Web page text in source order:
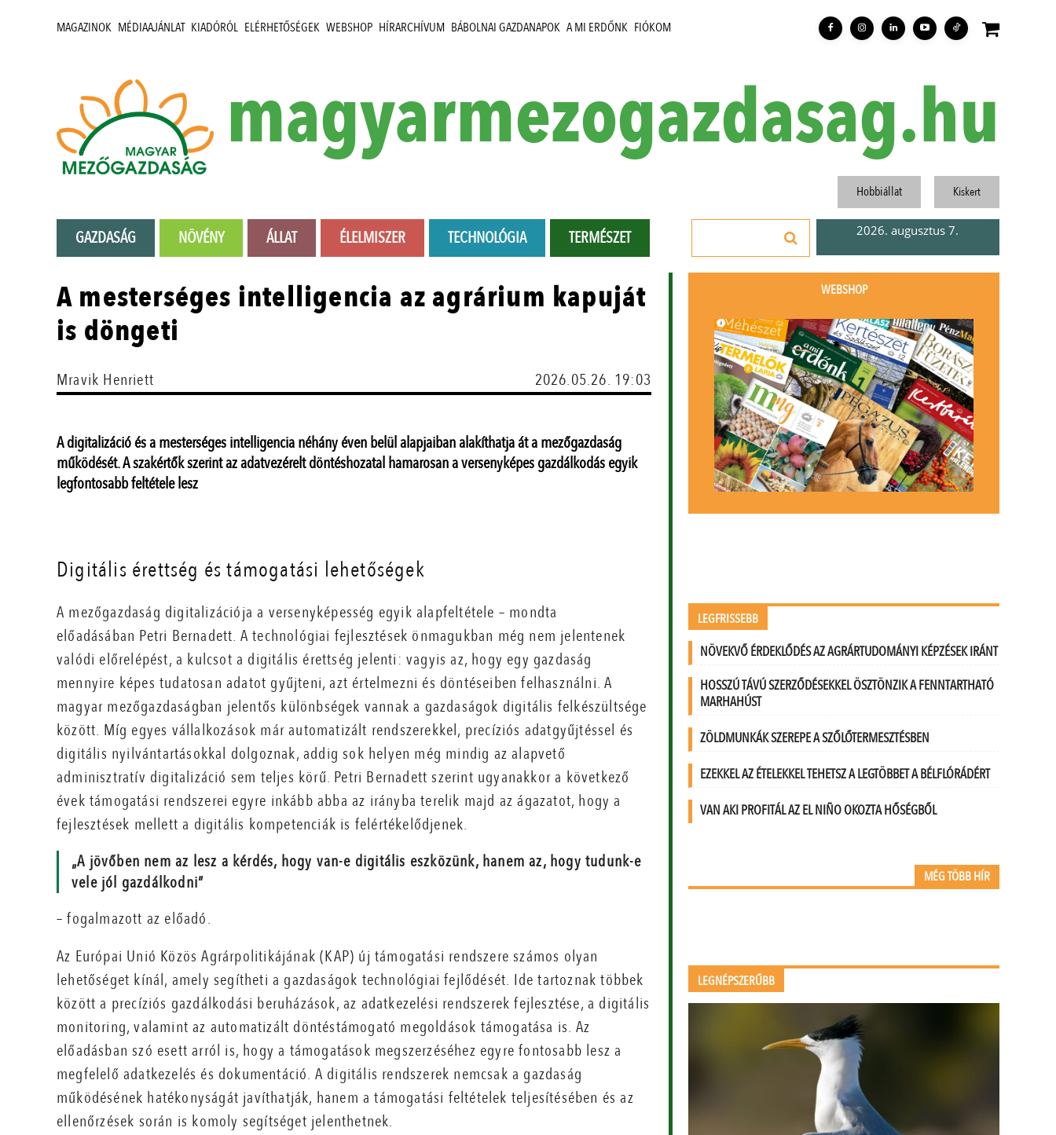
MAGAZINOK MÉDIAAJÁNLAT KIADÓRÓL ELÉRHETŐSÉGEK WEBSHOP HÍRARCHÍVUM BÁBOLNAI GAZDANAPOK A MI ERDŐNK FIÓKOM
magyarmezogazdasag.hu
GAZDASÁG NÖVÉNY ÁLLAT ÉLELMISZER TECHNOLÓGIA TERMÉSZET
Hobbiállat Kiskert
2026. augusztus 7.
A mesterséges intelligencia az agrárium kapuját
is döngeti
Mravik Henriett 2026.05.26. 19:03
A digitalizáció és a mesterséges intelligencia néhány éven belül alapjaiban alakíthatja át a mezőgazdaság
működését. A szakértők szerint az adatvezérelt döntéshozatal hamarosan a versenyképes gazdálkodás egyik
legfontosabb feltétele lesz
Digitális érettség és támogatási lehetőségek
A mezőgazdaság digitalizációja a versenyképesség egyik alapfeltétele – mondta
előadásában Petri Bernadett. A technológiai fejlesztések önmagukban még nem jelentenek
valódi előrelépést, a kulcsot a digitális érettség jelenti: vagyis az, hogy egy gazdaság
mennyire képes tudatosan adatot gyűjteni, azt értelmezni és döntéseiben felhasználni. A
magyar mezőgazdaságban jelentős különbségek vannak a gazdaságok digitális felkészültsége
között. Míg egyes vállalkozások már automatizált rendszerekkel, precíziós adatgyűjtéssel és
digitális nyilvántartásokkal dolgoznak, addig sok helyen még mindig az alapvető
adminisztratív digitalizáció sem teljes körű. Petri Bernadett szerint ugyanakkor a következő
évek támogatási rendszerei egyre inkább abba az irányba terelik majd az ágazatot, hogy a
fejlesztések mellett a digitális kompetenciák is felértékelődjenek.
„A jövőben nem az lesz a kérdés, hogy van-e digitális eszközünk, hanem az, hogy tudunk-e
vele jól gazdálkodni”
– fogalmazott az előadó.
Az Európai Unió Közös Agrárpolitikájának (KAP) új támogatási rendszere számos olyan
lehetőséget kínál, amely segítheti a gazdaságok technológiai fejlődését. Ide tartoznak többek
között a precíziós gazdálkodási beruházások, az adatkezelési rendszerek fejlesztése, a digitális
monitoring, valamint az automatizált döntéstámogató megoldások támogatása is. Az
előadásban szó esett arról is, hogy a támogatások megszerzéséhez egyre fontosabb lesz a
megfelelő adatkezelés és dokumentáció. A digitális rendszerek nemcsak a gazdaság
működésének hatékonyságát javíthatják, hanem a támogatási feltételek teljesítésében és az
ellenőrzések során is komoly segítséget jelenthetnek.
WEBSHOP
LEGFRISSEBB
NÖVEKVŐ ÉRDEKLŐDÉS AZ AGRÁRTUDOMÁNYI KÉPZÉSEK IRÁNT
HOSSZÚ TÁVÚ SZERZŐDÉSEKKEL ÖSZTÖNZIK A FENNTARTHATÓ
MARHAHÚST
ZÖLDMUNKÁK SZEREPE A SZŐLŐTERMESZTÉSBEN
EZEKKEL AZ ÉTELEKKEL TEHETSZ A LEGTÖBBET A BÉLFLÓRÁDÉRT
VAN AKI PROFITÁL AZ EL NIÑO OKOZTA HŐSÉGBŐL
MÉG TÖBB HÍR
LEGNÉPSZERŰBB